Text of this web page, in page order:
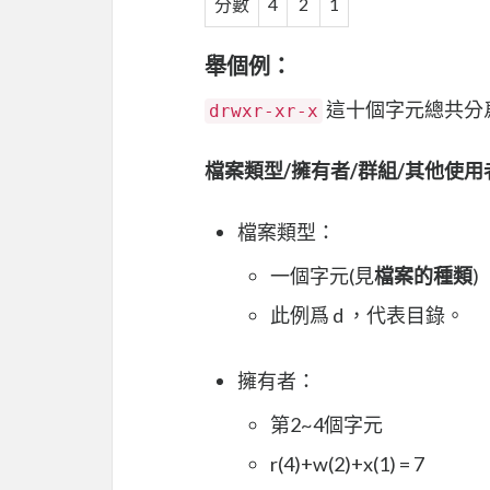
舉個例：
drwxr-xr-x 這十個字元總共分
檔案類型/擁有者/群組/其他使用
檔案類型：
一個字元(見檔案的種類)
此例爲 d ，代表目錄。
擁有者：
第2~4個字元
r(4)+w(2)+x(1) = 7